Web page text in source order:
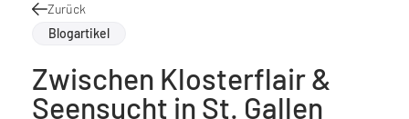
Zurück
Blogartikel
Zwischen Klosterflair &
Seensucht in St. Gallen